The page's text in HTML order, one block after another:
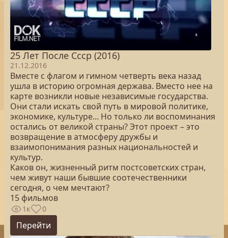
25 Лет После Cccр (2016)
21.12.2016
Вместе с флагом и гимном четверть века назад
ушла в историю огромная держава. Вместо нее на
карте возникли новые независимые государства.
Они стали искать свой путь в мировой политике,
экономике, культуре... Но только ли воспоминания
остались от великой страны? Этот проект – это
возвращение в атмосферу дружбы и
взаимопонимания разных национальностей и
культур.
Каков он, жизненный ритм постсоветских стран,
чем живут наши бывшие соотечественники
сегодня, о чем мечтают?
15 фильмов
1к 0
Перейти